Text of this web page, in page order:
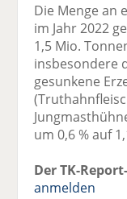
Die Menge an
im Jahr 2022
1,5 Mio.
insbesondere
gesunkene
um 0,6 % auf
Der TK-
anmelden